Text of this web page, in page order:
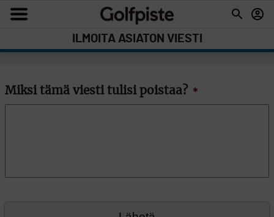
ILMOITA ASIATON VIESTI
Miksi tämä viesti tulisi poistaa? *